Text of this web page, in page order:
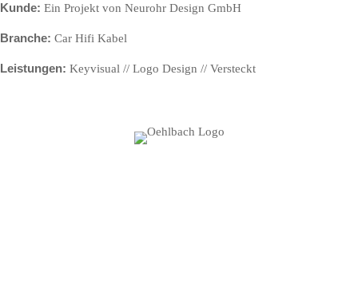
Kunde: Ein Projekt von Neurohr Design GmbH
Branche: Car Hifi Kabel
Leistungen: Keyvisual // Logo Design // Versteckt